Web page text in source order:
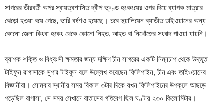
সাগরের তীরবর্তী অপর স্বায়ত্বশাসিত দ্বীপ ভূখণ্ড হংকংয়ের ওপর দিয়ে ব্যাপক মাত্রার
ঝেড়ো হওয়া বয়ে গেছে, ভারি বর্ষণও হয়েছে। তবে হুয়ালিয়েন ব্যাতীত তাইওয়ানের অন্য
কোনো জেলা কিংবা হংকং থেকে কোনো নিহত, আহত বা নিখোঁজের সংবাদ পাওয়া যায়নি।
ব্যাপক শক্তি ও বিধ্বংসী ক্ষমতার জন্য দক্ষিণ চীন সাগরের একটি নিম্নচাপ থেকে উদ্ভূত
টাইফুন রাগাসাকে সুপার টাইফুন বলে উল্লেখ করেছেন ফিলিপাইন, চীন এবং তাইওয়ানের
বিজ্ঞানীরা। সোমবার স্থানীয় সময় বিকাল ৩টার দিকে যখন ফিলিপাইনের উপকূলে আছড়ে
পড়েছিল রাগাসা, সে সময় সেখানে বাতাসের গতিবেগ ছিল ঘণ্টায় ২৩০ কিলোমিটার।